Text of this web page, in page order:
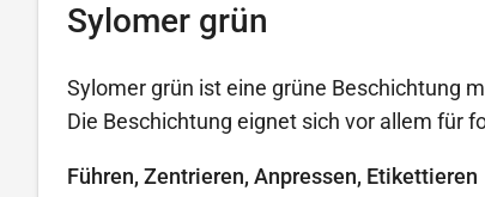
Sylomer grün
Sylomer grün ist eine grüne Beschichtung
Die Beschichtung eignet sich vor allem für
Führen, Zentrieren, Anpressen, Etikettieren